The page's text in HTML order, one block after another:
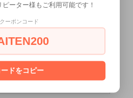
満の方には販売できませ
] [ いいえ ]
ーター様もご利用可能です！
クーポンコード
ードをコピー